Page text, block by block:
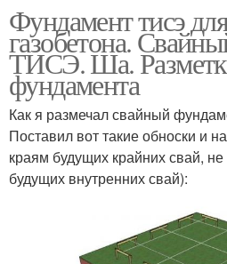
Фундамент тисэ
газобетона.
ТИСЭ. Ша.
фундамента
Как я размечал свайный
Поставил вот такие обноски и
краям будущих крайних свай,
будущих внутренних свай):